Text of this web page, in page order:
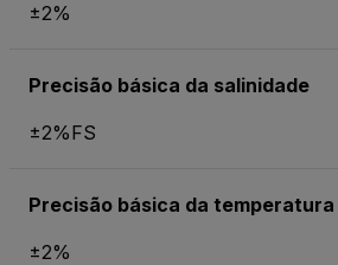
±2%
Precisão básica da salinidade
±2%FS
Precisão básica da
±2%